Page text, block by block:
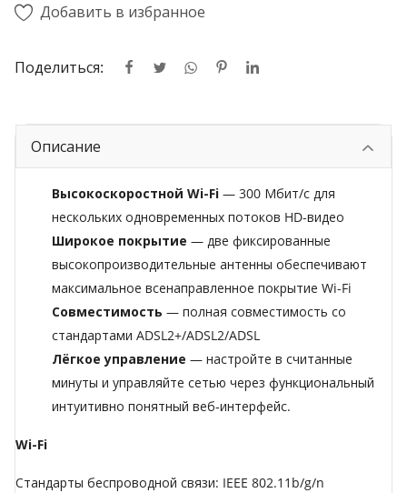
Добавить в избранное
Поделиться:
Описание
Высокоскоростной Wi-Fi — 300 Мбит/с для
нескольких одновременных потоков HD-видео
Широкое покрытие — две фиксированные
высокопроизводительные антенны обеспечивают
максимальное всенаправленное покрытие Wi-Fi
Совместимость — полная совместимость со
стандартами ADSL2+/ADSL2/ADSL
Лёгкое управление — настройте в считанные
минуты и управляйте сетью через функциональный
интуитивно понятный веб‑интерфейс.
Wi-Fi
Стандарты беспроводной связи: IEEE 802.11b/g/n